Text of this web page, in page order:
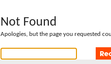
Not Found
Apologies, but the page you requested
Rechercher :